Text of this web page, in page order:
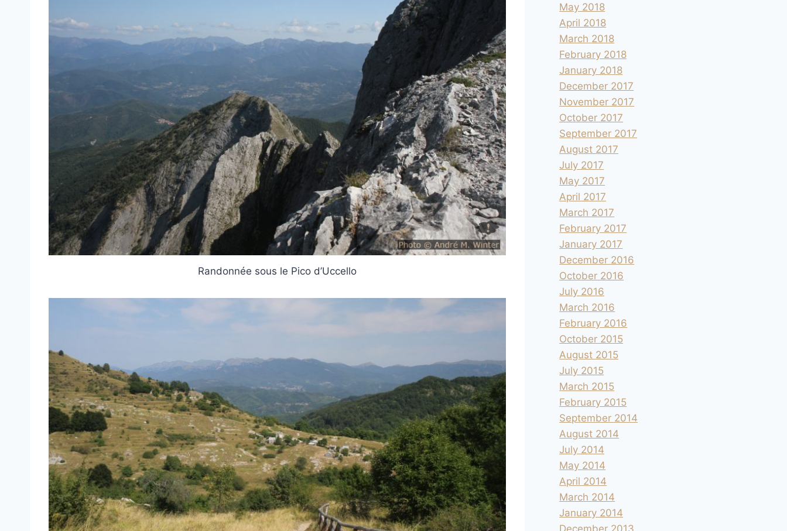
Randonnée sous le Pico d’Uccello
May 2018
April 2018
March 2018
February 2018
January 2018
December 2017
November 2017
October 2017
September 2017
August 2017
July 2017
May 2017
April 2017
March 2017
February 2017
January 2017
December 2016
October 2016
July 2016
March 2016
February 2016
October 2015
August 2015
July 2015
March 2015
February 2015
September 2014
August 2014
July 2014
May 2014
April 2014
March 2014
January 2014
December 2013